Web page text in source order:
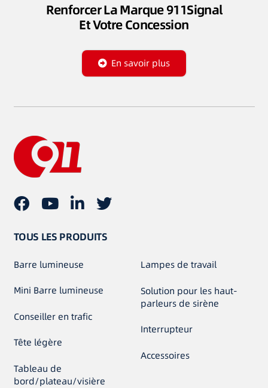
Renforcer La Marque 911Signal
Et Votre Concession
En savoir plus
TOUS LES PRODUITS
Barre lumineuse
Mini Barre lumineuse
Conseiller en trafic
Tête légère
Tableau de
bord/plateau/visière
Lampes de travail
Solution pour les haut-
parleurs de sirène
Interrupteur
Accessoires